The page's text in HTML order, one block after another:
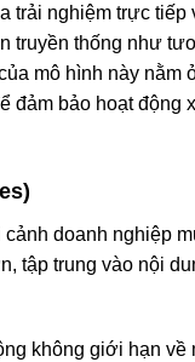
nghiệm trực
thống như
mô hình này
đảm bảo hoạt
doanh nghiệp
tập trung vào nội
không giới hạn